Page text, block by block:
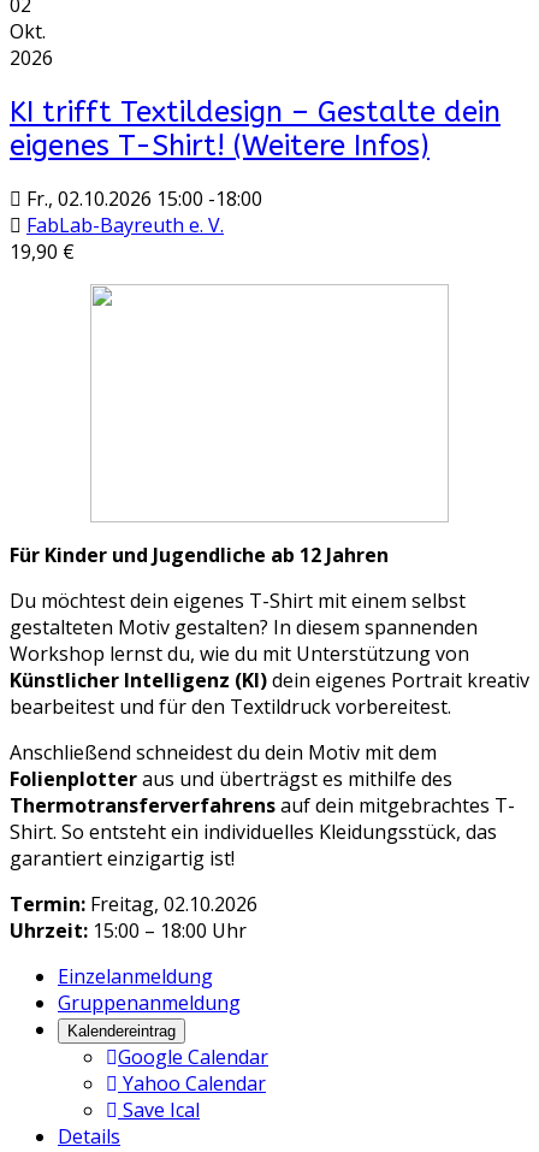
Okt.
2026
KI trifft Textildesign – Gestalte dein
eigenes T-Shirt! (Weitere Infos)
Fr., 02.10.2026 15:00 -18:00
FabLab-Bayreuth e. V.
19,90 €
Für Kinder und Jugendliche ab 12 Jahren
Du möchtest dein eigenes T-Shirt mit einem selbst
gestalteten Motiv gestalten? In diesem spannenden
Workshop lernst du, wie du mit Unterstützung von
Künstlicher Intelligenz (KI)dein eigenes Portrait kreativ
bearbeitest und für den Textildruck vorbereitest.
Anschließend schneidest du dein Motiv mit dem
Folienplotteraus und überträgst es mithilfe des
Thermotransferverfahrensauf dein mitgebrachtes T-
Shirt. So entsteht ein individuelles Kleidungsstück, das
garantiert einzigartig ist!
Termin: Freitag, 02.10.2026
Uhrzeit: 15:00 – 18:00 Uhr
Einzelanmeldung
Gruppenanmeldung
Kalendereintrag
Google Calendar
Yahoo Calendar
Save Ical
Details